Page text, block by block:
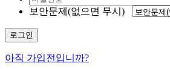
보안문제(없으면 무시)
로그인
아직 가입전입니까?